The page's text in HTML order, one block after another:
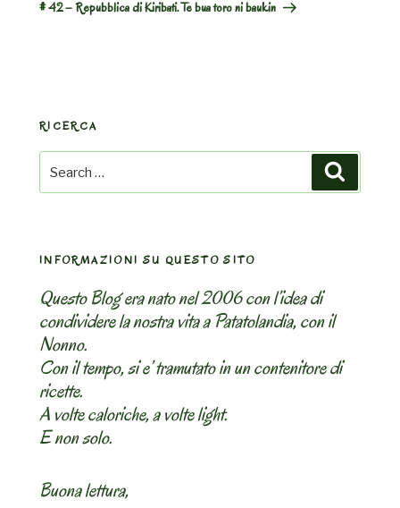
# 42 – Repubblica di Kiribati. Te bua toro ni baukin
RICERCA
Search
for:
INFORMAZIONI SU QUESTO SITO
Questo Blog era nato nel 2006 con l’idea di
condividere la nostra vita a Patatolandia, con il
Nonno.
Con il tempo, si e’ tramutato in un contenitore di
ricette.
A volte caloriche, a volte light.
E non solo.
Buona lettura,